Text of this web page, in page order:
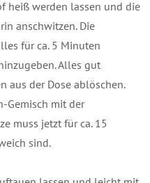
heiß werden lassen und die
anschwitzen. Die
für ca. 5 Minuten
Alles gut
aus der Dose ablöschen.
Gemisch mit der
muss jetzt für ca. 15
sind.